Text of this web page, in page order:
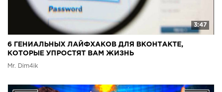
3:47
6 ГЕНИАЛЬНЫХ ЛАЙФХАКОВ ДЛЯ ВКОНТАКТЕ,
КОТОРЫЕ УПРОСТЯТ ВАМ ЖИЗНЬ
Mr. Dim4ik